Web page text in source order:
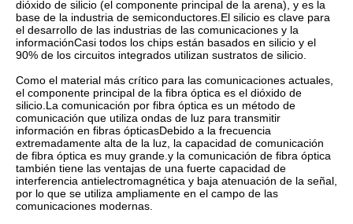
dióxido de silicio (el componente principal de la arena), y es la
base de la industria de semiconductores.El silicio es clave para
el desarrollo de las industrias de las comunicaciones y la
informaciónCasi todos los chips están basados en silicio y el
90% de los circuitos integrados utilizan sustratos de silicio.
Como el material más crítico para las comunicaciones actuales,
el componente principal de la fibra óptica es el dióxido de
silicio.La comunicación por fibra óptica es un método de
comunicación que utiliza ondas de luz para transmitir
información en fibras ópticasDebido a la frecuencia
extremadamente alta de la luz, la capacidad de comunicación
de fibra óptica es muy grande.y la comunicación de fibra óptica
también tiene las ventajas de una fuerte capacidad de
interferencia antielectromagnética y baja atenuación de la señal,
por lo que se utiliza ampliamente en el campo de las
comunicaciones modernas.